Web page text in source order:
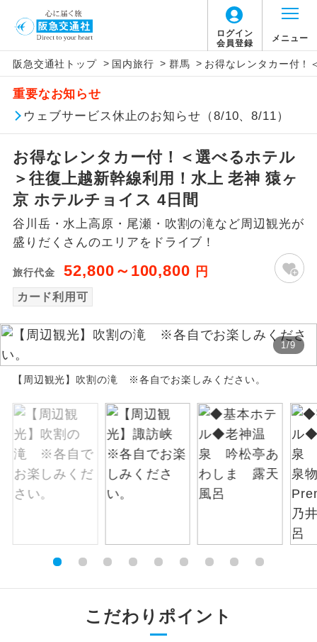
ログイン
会員登録
メニュー
阪急交通社トップ > 国内旅行 > 群馬 > お得なレンタカー付！
重要なお知らせ
ウェブサービス休止のお知らせ（8/10、8/11）
お得なレンタカー付！＜選べるホテル
＞往復上越新幹線利用！水上 老神 猿ヶ
京 ホテルチョイス 4日間
谷川岳・水上高原・尾瀬・吹割の滝など周辺観光が
盛りだくさんのエリアをドライブ！
旅行代金 52,800～100,800 円
カード利用可
1/9
【周辺観光】吹割の滝 ※各自でお楽しみください。
こだわりポイント
アイコン 説明
添乗員同行
往路出発空港（駅）から復路到着空港
（駅）まで同行します。
現地添乗員同
行
現地到着空港（駅）から最終日出発空港
（駅）まで添乗員が同行します。
バスガイド乗
務
バスガイドが乗務し、車内での観光案内
があります。
世界遺産
絶景 絶景スポットに立ち寄るコースです。
温泉 温泉地にも宿泊するコースです。
露天風呂
ご宿泊ホテルに露天風呂が付いていま
す。
大浴場 ご宿泊ホテルに大浴場が付いています。
お部屋食
お部屋にてゆっくりとお召し上がりいた
トラベルイヤ
周りの音を気にせず、ガイドさんの説明
をじっくり聞くことができます。